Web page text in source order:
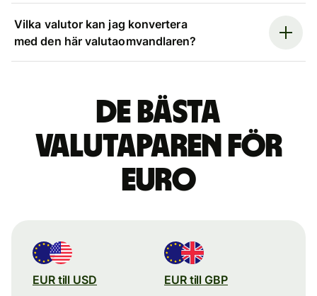
Vilka valutor kan jag konvertera
med den här valutaomvandlaren?
De bästa
valutaparen för
euro
EUR till USD EUR till GBP